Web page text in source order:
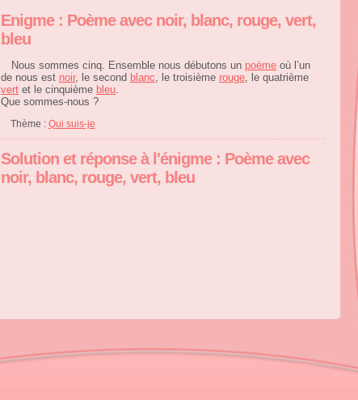
Enigme : Poème avec noir, blanc, rouge, vert,
bleu
Nous sommes cinq. Ensemble nous débutons un poème où l’un
de nous est noir, le second blanc, le troisième rouge, le quatrième
vert et le cinquième bleu.
Que sommes-nous ?
Thème : Qui suis-je
Solution et réponse à l'énigme : Poème avec
noir, blanc, rouge, vert, bleu